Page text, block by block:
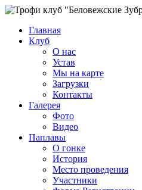
Главная
Клуб
О нас
Устав
Мы на карте
Загрузки
Контакты
Галерея
Фото
Видео
Паплавы
О гонке
История
Место проведения
Участники